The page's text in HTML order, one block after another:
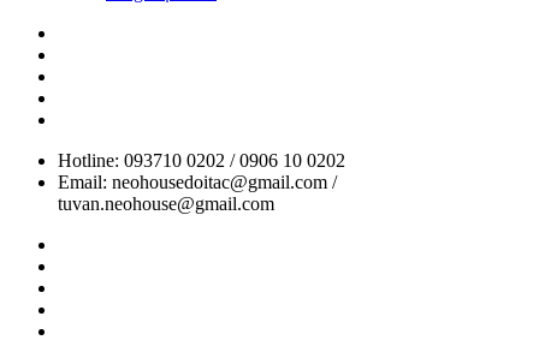
Hotline: 093710 0202 / 0906 10 0202
Email: neohousedoitac@gmail.com /
tuvan.neohouse@gmail.com